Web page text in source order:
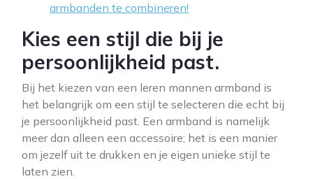
armbanden te combineren!
Kies een stijl die bij je
persoonlijkheid past.
Bij het kiezen van een leren mannen armband is
het belangrijk om een stijl te selecteren die echt bij
je persoonlijkheid past. Een armband is namelijk
meer dan alleen een accessoire; het is een manier
om jezelf uit te drukken en je eigen unieke stijl te
laten zien.